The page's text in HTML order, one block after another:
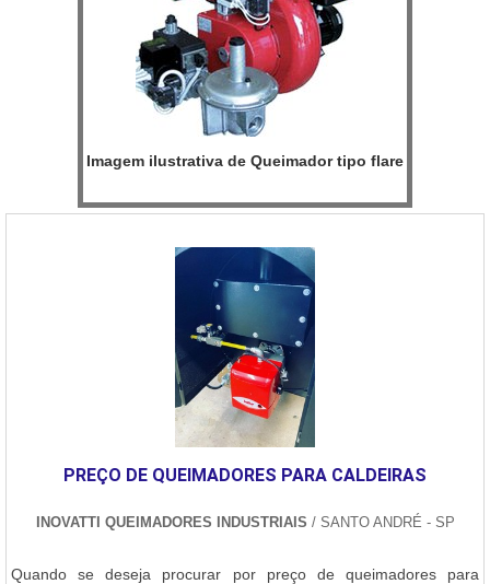
preza pela segurança quando se trata do segmento de combustão
industrial. A empresa foca a satisfação da venda à entrega final,
com foco total na qualidade.GARANTIA DE QUALIDADE
COMPROVADAApenas na E-Burner Combustão Industrial é
possível encontrar o que há de melhor em combustão industrial.
Líder em qualidade, a empresa oferece uma variedade de itens
queimadores industriais com ótima qualidade e precisão.Se
também proporcionar um atendimento cuidadoso e que busca a
satisfação do cliente. A E-Burner Combustão Industrial é uma
empresa que tem sido apontada de forma positiva no mercado
pela seriedade e qualidade que fecha todo o ciclo de entrega com
excelência para seus parceiros....
Imagem ilustrativa de Queimador tipo flare
PREÇO DE QUEIMADORES PARA CALDEIRAS
INOVATTI QUEIMADORES INDUSTRIAIS / SANTO ANDRÉ - SP
Quando se deseja procurar por preço de queimadores para